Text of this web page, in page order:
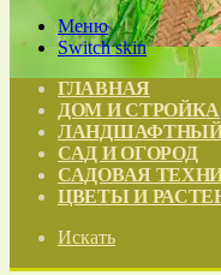
Меню
Switch skin
ГЛАВНАЯ
ДОМ И СТРОЙКА
ЛАНДШАФТНЫЙ
САД И ОГОРОД
САДОВАЯ
ЦВЕТЫ И
Искать